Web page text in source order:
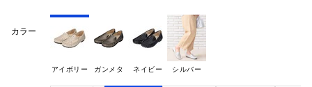
カラー
アイボリー ガンメタ ネイビー シルバー